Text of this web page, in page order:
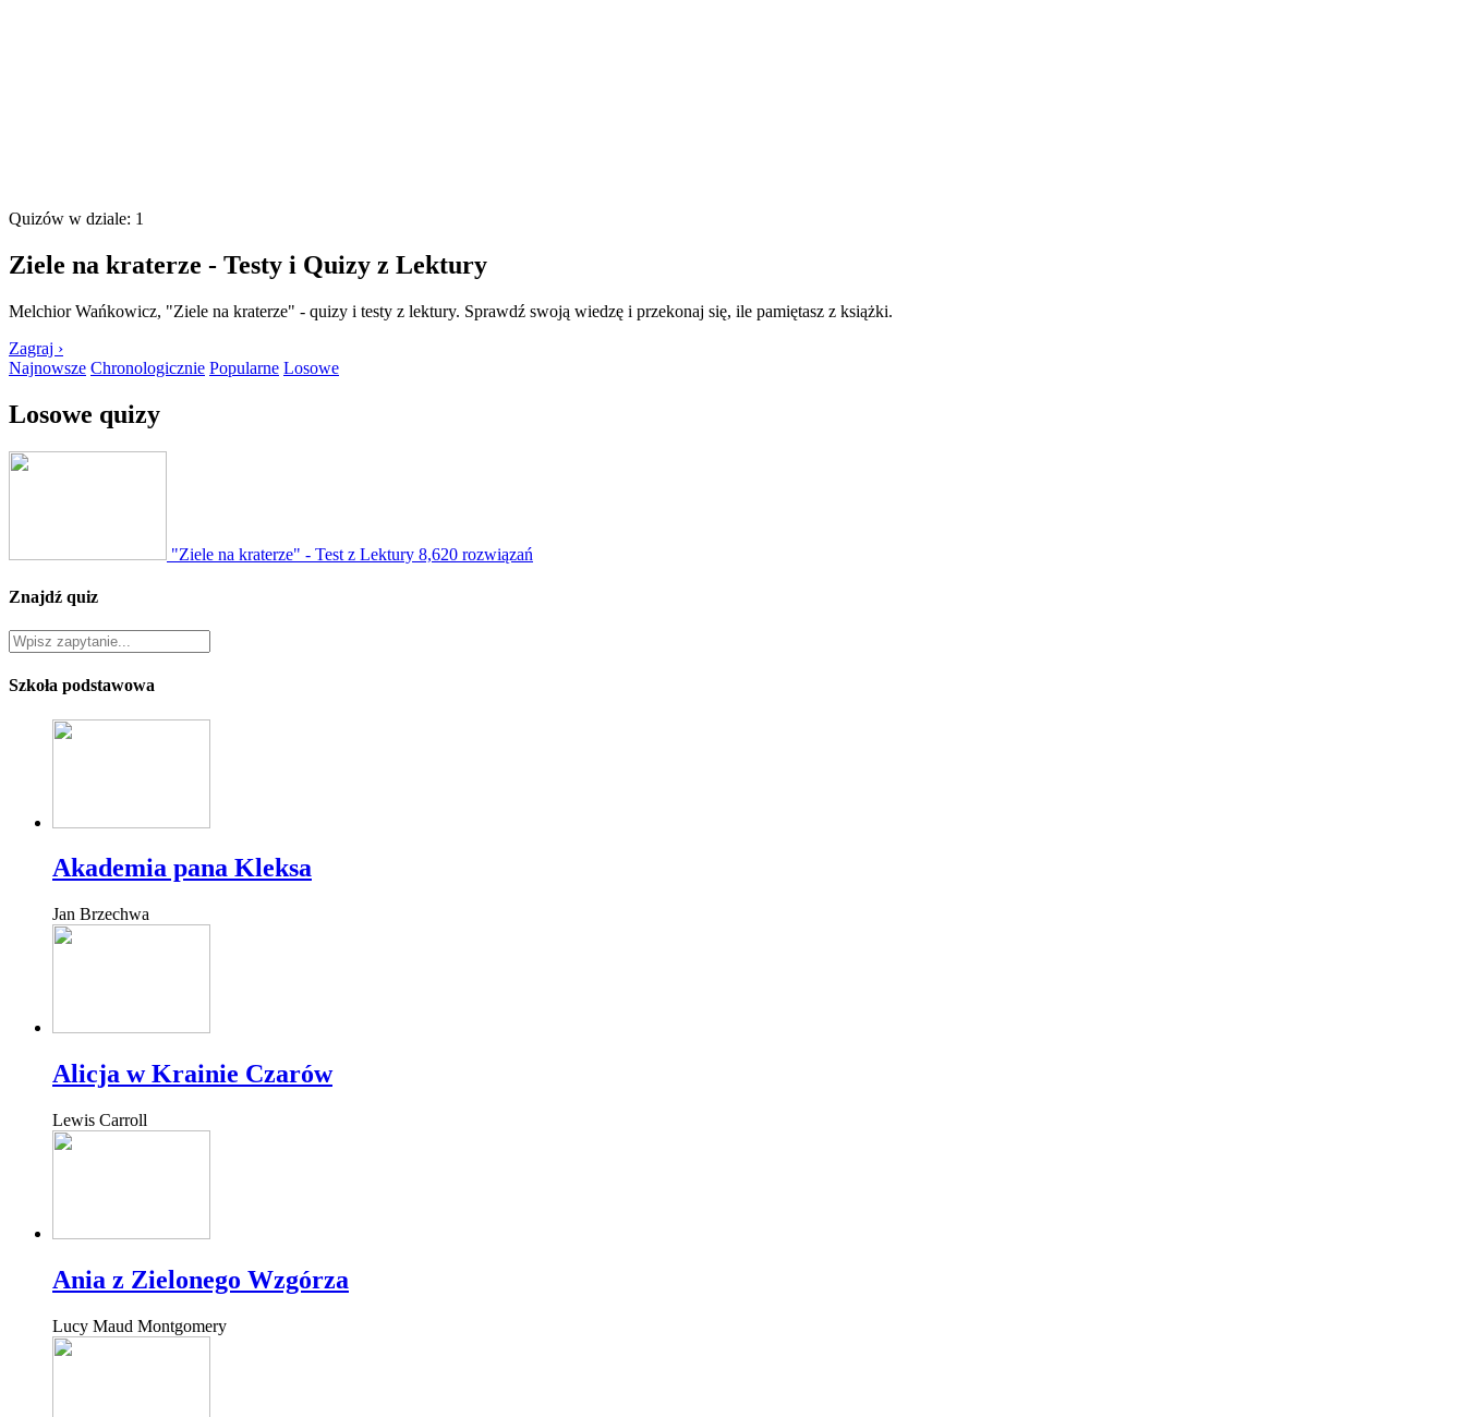
Quizów w dziale: 1
Ziele na kraterze - Testy i Quizy z Lektury
Melchior Wańkowicz, "Ziele na kraterze" - quizy i testy z lektury. Sprawdź swoją wiedzę i przekonaj się, ile pamiętasz z książki.
Zagraj ›
Najnowsze Chronologicznie Popularne Losowe
Losowe quizy
"Ziele na kraterze" - Test z Lektury 8,620 rozwiązań
Znajdź quiz
Szkoła podstawowa
Akademia pana Kleksa
Jan Brzechwa
Alicja w Krainie Czarów
Lewis Carroll
Ania z Zielonego Wzgórza
Lucy Maud Montgomery